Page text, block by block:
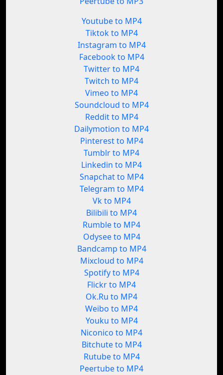
Youtube to MP4
Tiktok to MP4
Instagram to MP4
Facebook to MP4
Twitter to MP4
Twitch to MP4
Vimeo to MP4
Soundcloud to MP4
Reddit to MP4
Dailymotion to MP4
Pinterest to MP4
Tumblr to MP4
Linkedin to MP4
Snapchat to MP4
Telegram to MP4
Vk to MP4
Bilibili to MP4
Rumble to MP4
Odysee to MP4
Bandcamp to MP4
Mixcloud to MP4
Spotify to MP4
Flickr to MP4
Ok.Ru to MP4
Weibo to MP4
Youku to MP4
Niconico to MP4
Bitchute to MP4
Rutube to MP4
Peertube to MP4